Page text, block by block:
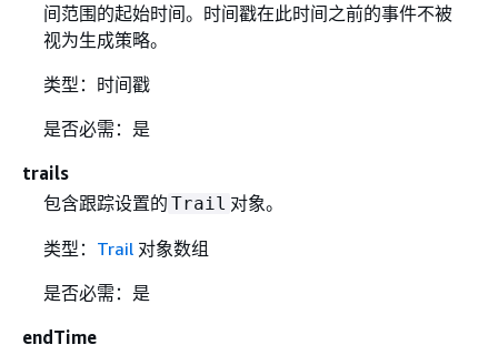
间范围的起始时间。时间戳在此时间之前的事件不被
视为生成策略。
类型：时间戳
是否必需：是
trails
包含跟踪设置的 Trail 对象。
类型： Trail对象数组
是否必需：是
endTime